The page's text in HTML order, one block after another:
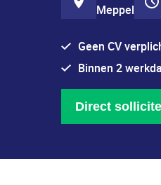
Meppel
Geen CV
Binnen 2
Direct